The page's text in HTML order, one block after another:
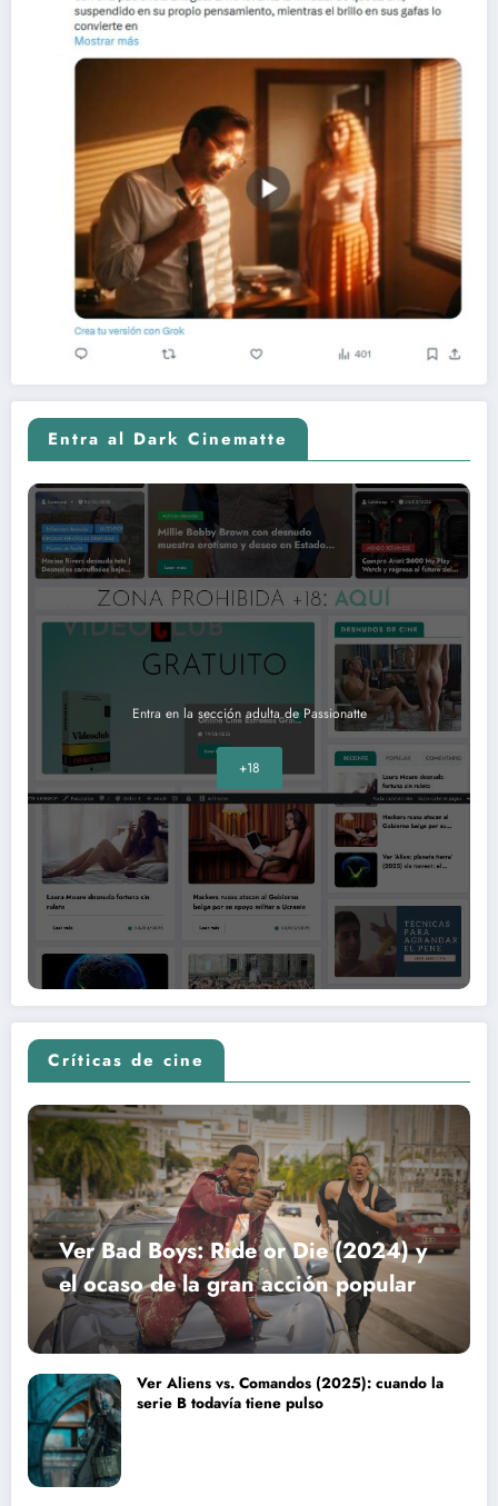
Entra al Dark Cinematte
Entra en la sección adulta de Passionatte
+18
Críticas de cine
Ver Bad Boys: Ride or Die (2024) y
el ocaso de la gran acción popular
Ver Aliens vs. Comandos (2025): cuando la
serie B todavía tiene pulso